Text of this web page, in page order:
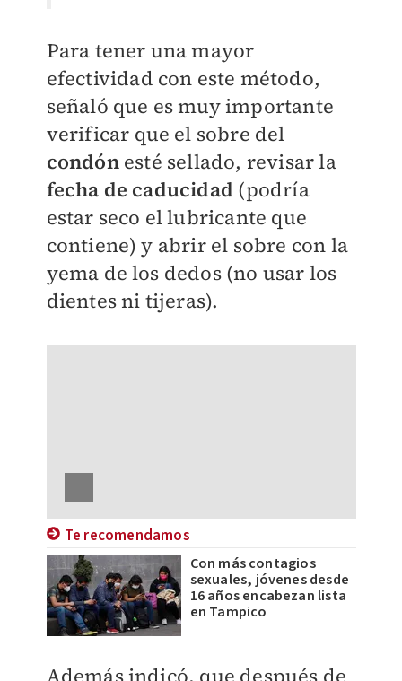
Para tener una mayor
efectividad con este método,
señaló que es muy importante
verificar que el sobre del
condónesté sellado, revisar la
fecha de caducidad (podría
estar seco el lubricante que
contiene) y abrir el sobre con la
yema de los dedos (no usar los
dientes ni tijeras).
Te recomendamos
Con más contagios
sexuales, jóvenes desde
16 años encabezan lista
en Tampico